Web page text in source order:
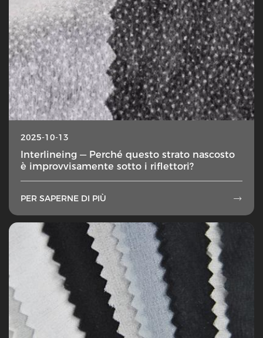
2025-10-13
Interlineing — Perché questo strato nascosto
è improvvisamente sotto i riflettori?
PER SAPERNE DI PIÙ 